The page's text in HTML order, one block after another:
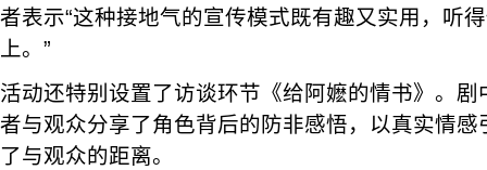
者表示“这种接地气的宣传模式既有趣又实用，听
上。”
活动还特别设置了访谈环节《给阿嬷的情书》。剧
者与观众分享了角色背后的防非感悟，以真实情
了与观众的距离。